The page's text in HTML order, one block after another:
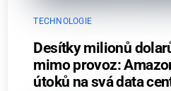
TECHNOLOGIE
Desítky milionů
mimo provoz:
útoků na svá data